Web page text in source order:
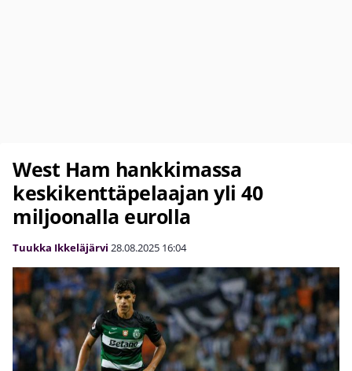
West Ham hankkimassa
keskikenttäpelaajan yli 40
miljoonalla eurolla
Tuukka Ikkeläjärvi 28.08.2025 16:04